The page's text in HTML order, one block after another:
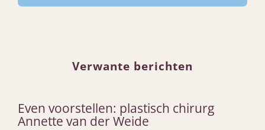
Verwante berichten
Even voorstellen: plastisch chirurg
Annette van der Weide